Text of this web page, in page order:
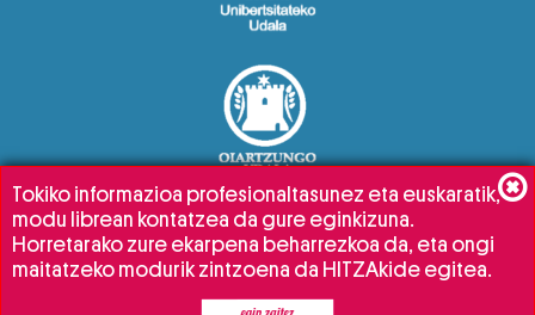
Tokiko informazioa profesionaltasunez eta euskaratik,
modu librean kontatzea da gure eginkizuna.
Horretarako zure ekarpena beharrezkoa da, eta ongi
maitatzeko modurik zintzoena da HITZAkide egitea.